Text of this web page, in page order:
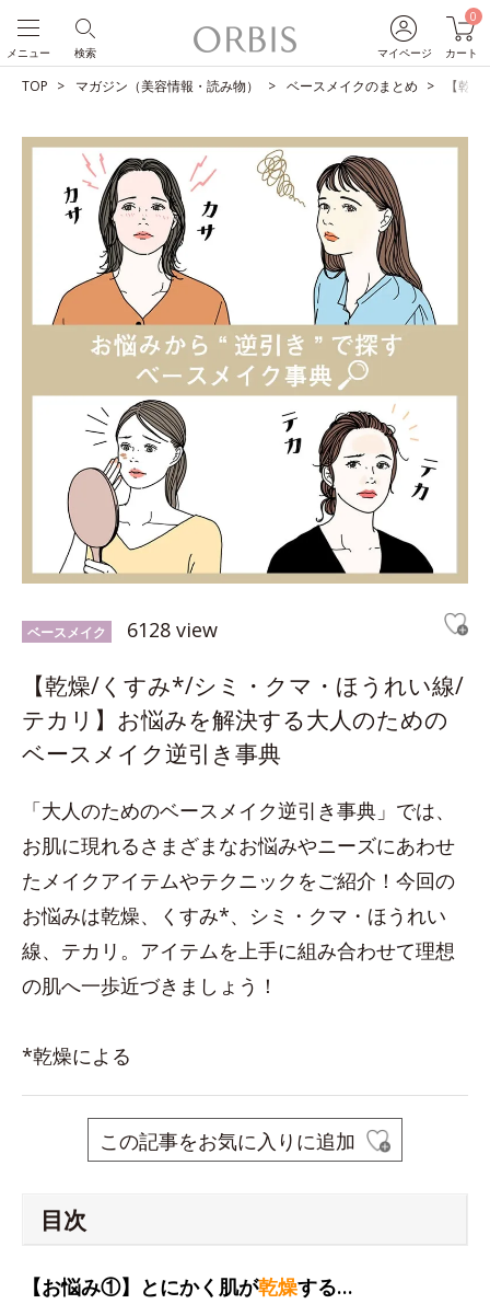
マイページ
0
カート
検索
メニュー
TOP マガジン（美容情報・読み物） ベースメイクのまとめ 【乾
ベースメイク 6128 view
【乾燥/くすみ*/シミ・クマ・ほうれい線/
テカリ】お悩みを解決する大人のための
ベースメイク逆引き事典
「大人のためのベースメイク逆引き事典」では、
お肌に現れるさまざまなお悩みやニーズにあわせ
たメイクアイテムやテクニックをご紹介！今回の
お悩みは乾燥、くすみ*、シミ・クマ・ほうれい
線、テカリ。アイテムを上手に組み合わせて理想
の肌へ一歩近づきましょう！
*乾燥による
この記事をお気に入りに追加
目次
【お悩み①】とにかく肌が乾燥する…